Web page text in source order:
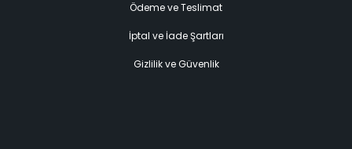
Ödeme ve Teslimat
İptal ve İade Şartları
Gizlilik ve Güvenlik